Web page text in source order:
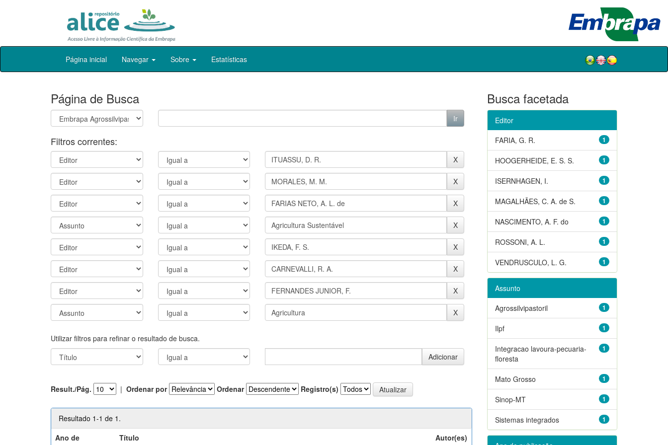
Skip
Página inicial Navegar Sobre Estatísticas
Página de Busca
Filtros correntes:
Utilizar filtros para refinar o resultado de busca.
Result./Pág. | Ordenar por Ordenar Registro(s)
Resultado 1-1 de 1.
Ano de
Título Autor(es)
Busca facetada
Editor
1
FARIA, G. R.
1
HOOGERHEIDE, E. S. S.
1
ISERNHAGEN, I.
1
MAGALHÃES, C. A. de S.
1
NASCIMENTO, A. F. do
1
ROSSONI, A. L.
1
VENDRUSCULO, L. G.
Assunto
1
Agrossilvipastoril
1
Ilpf
1
Integracao lavoura-pecuaria-
floresta
1
Mato Grosso
1
Sinop-MT
1
Sistemas integrados